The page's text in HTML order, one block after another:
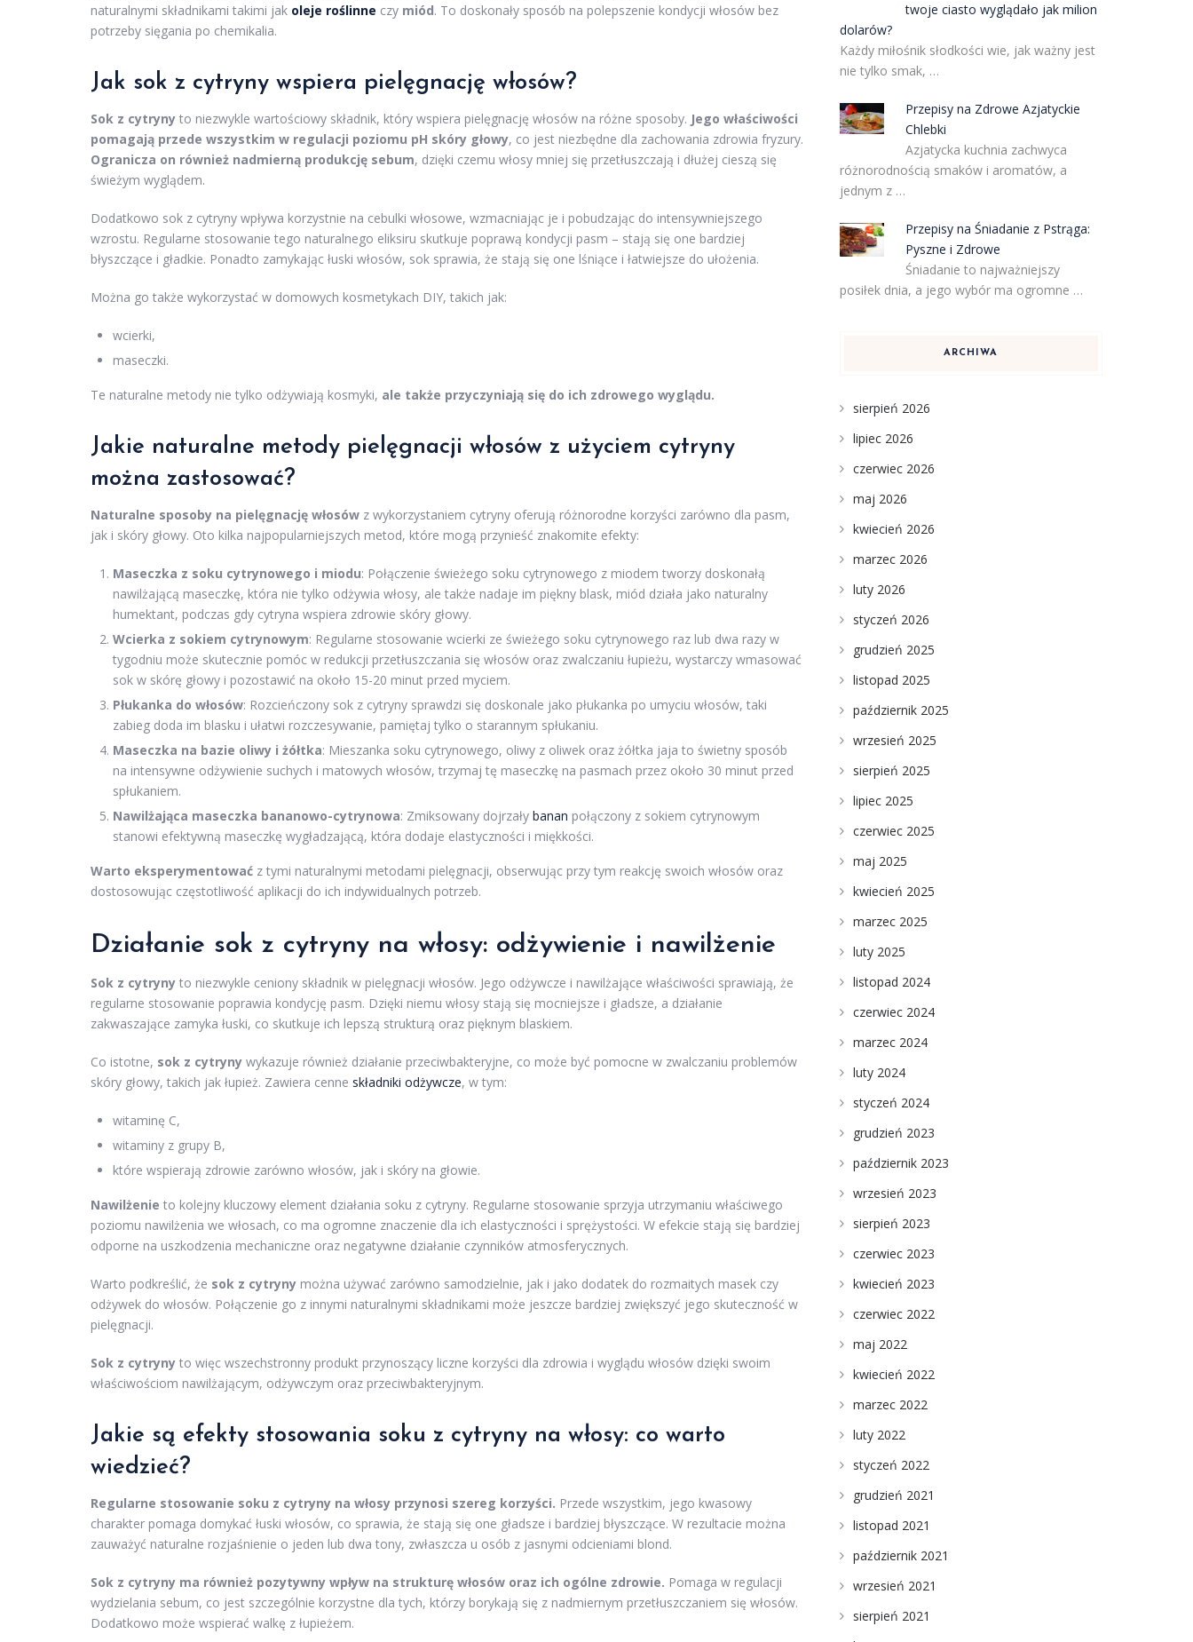
naturalnymi składnikami takimi jak oleje roślinne czy miód. To doskonały sposób na polepszenie kondycji włosów bez
potrzeby sięgania po chemikalia.
Jak sok z cytryny wspiera pielęgnację włosów?
Sok z cytryny to niezwykle wartościowy składnik, który wspiera pielęgnację włosów na różne sposoby. Jego właściwości
pomagają przede wszystkim w regulacji poziomu pH skóry głowy, co jest niezbędne dla zachowania zdrowia fryzury.
Ogranicza on również nadmierną produkcję sebum, dzięki czemu włosy mniej się przetłuszczają i dłużej cieszą się
świeżym wyglądem.
Dodatkowo sok z cytryny wpływa korzystnie na cebulki włosowe, wzmacniając je i pobudzając do intensywniejszego
wzrostu. Regularne stosowanie tego naturalnego eliksiru skutkuje poprawą kondycji pasm – stają się one bardziej
błyszczące i gładkie. Ponadto zamykając łuski włosów, sok sprawia, że stają się one lśniące i łatwiejsze do ułożenia.
Można go także wykorzystać w domowych kosmetykach DIY, takich jak:
wcierki,
maseczki.
Te naturalne metody nie tylko odżywiają kosmyki, ale także przyczyniają się do ich zdrowego wyglądu.
Jakie naturalne metody pielęgnacji włosów z użyciem cytryny
można zastosować?
Naturalne sposoby na pielęgnację włosów z wykorzystaniem cytryny oferują różnorodne korzyści zarówno dla pasm,
jak i skóry głowy. Oto kilka najpopularniejszych metod, które mogą przynieść znakomite efekty:
Maseczka z soku cytrynowego i miodu: Połączenie świeżego soku cytrynowego z miodem tworzy doskonałą
nawilżającą maseczkę, która nie tylko odżywia włosy, ale także nadaje im piękny blask, miód działa jako naturalny
humektant, podczas gdy cytryna wspiera zdrowie skóry głowy.
Wcierka z sokiem cytrynowym: Regularne stosowanie wcierki ze świeżego soku cytrynowego raz lub dwa razy w
tygodniu może skutecznie pomóc w redukcji przetłuszczania się włosów oraz zwalczaniu łupieżu, wystarczy wmasować
sok w skórę głowy i pozostawić na około 15-20 minut przed myciem.
Płukanka do włosów: Rozcieńczony sok z cytryny sprawdzi się doskonale jako płukanka po umyciu włosów, taki
zabieg doda im blasku i ułatwi rozczesywanie, pamiętaj tylko o starannym spłukaniu.
Maseczka na bazie oliwy i żółtka: Mieszanka soku cytrynowego, oliwy z oliwek oraz żółtka jaja to świetny sposób
na intensywne odżywienie suchych i matowych włosów, trzymaj tę maseczkę na pasmach przez około 30 minut przed
spłukaniem.
Nawilżająca maseczka bananowo-cytrynowa: Zmiksowany dojrzały banan połączony z sokiem cytrynowym
stanowi efektywną maseczkę wygładzającą, która dodaje elastyczności i miękkości.
Warto eksperymentować z tymi naturalnymi metodami pielęgnacji, obserwując przy tym reakcję swoich włosów oraz
dostosowując częstotliwość aplikacji do ich indywidualnych potrzeb.
Działanie sok z cytryny na włosy: odżywienie i nawilżenie
Sok z cytryny to niezwykle ceniony składnik w pielęgnacji włosów. Jego odżywcze i nawilżające właściwości sprawiają, że
regularne stosowanie poprawia kondycję pasm. Dzięki niemu włosy stają się mocniejsze i gładsze, a działanie
zakwaszające zamyka łuski, co skutkuje ich lepszą strukturą oraz pięknym blaskiem.
Co istotne, sok z cytryny wykazuje również działanie przeciwbakteryjne, co może być pomocne w zwalczaniu problemów
skóry głowy, takich jak łupież. Zawiera cenne składniki odżywcze, w tym:
witaminę C,
witaminy z grupy B,
które wspierają zdrowie zarówno włosów, jak i skóry na głowie.
Nawilżenie to kolejny kluczowy element działania soku z cytryny. Regularne stosowanie sprzyja utrzymaniu właściwego
poziomu nawilżenia we włosach, co ma ogromne znaczenie dla ich elastyczności i sprężystości. W efekcie stają się bardziej
odporne na uszkodzenia mechaniczne oraz negatywne działanie czynników atmosferycznych.
Warto podkreślić, że sok z cytryny można używać zarówno samodzielnie, jak i jako dodatek do rozmaitych masek czy
odżywek do włosów. Połączenie go z innymi naturalnymi składnikami może jeszcze bardziej zwiększyć jego skuteczność w
pielęgnacji.
Sok z cytryny to więc wszechstronny produkt przynoszący liczne korzyści dla zdrowia i wyglądu włosów dzięki swoim
właściwościom nawilżającym, odżywczym oraz przeciwbakteryjnym.
Jakie są efekty stosowania soku z cytryny na włosy: co warto
wiedzieć?
Regularne stosowanie soku z cytryny na włosy przynosi szereg korzyści. Przede wszystkim, jego kwasowy
charakter pomaga domykać łuski włosów, co sprawia, że stają się one gładsze i bardziej błyszczące. W rezultacie można
zauważyć naturalne rozjaśnienie o jeden lub dwa tony, zwłaszcza u osób z jasnymi odcieniami blond.
Sok z cytryny ma również pozytywny wpływ na strukturę włosów oraz ich ogólne zdrowie. Pomaga w regulacji
wydzielania sebum, co jest szczególnie korzystne dla tych, którzy borykają się z nadmiernym przetłuszczaniem się włosów.
Dodatkowo może wspierać walkę z łupieżem.
twoje ciasto wyglądało jak milion
dolarów?
Każdy miłośnik słodkości wie, jak ważny jest
nie tylko smak, …
Przepisy na Zdrowe Azjatyckie
Chlebki
Azjatycka kuchnia zachwyca
różnorodnością smaków i aromatów, a
jednym z …
Przepisy na Śniadanie z Pstrąga:
Pyszne i Zdrowe
Śniadanie to najważniejszy
posiłek dnia, a jego wybór ma ogromne …
ARCHIWA
sierpień 2026
lipiec 2026
czerwiec 2026
maj 2026
kwiecień 2026
marzec 2026
luty 2026
styczeń 2026
grudzień 2025
listopad 2025
październik 2025
wrzesień 2025
sierpień 2025
lipiec 2025
czerwiec 2025
maj 2025
kwiecień 2025
marzec 2025
luty 2025
listopad 2024
czerwiec 2024
marzec 2024
luty 2024
styczeń 2024
grudzień 2023
październik 2023
wrzesień 2023
sierpień 2023
czerwiec 2023
kwiecień 2023
czerwiec 2022
maj 2022
kwiecień 2022
marzec 2022
luty 2022
styczeń 2022
grudzień 2021
listopad 2021
październik 2021
wrzesień 2021
sierpień 2021